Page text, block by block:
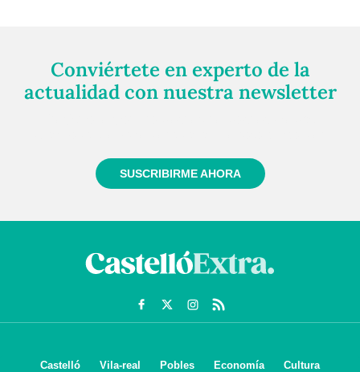
Conviértete en experto de la
actualidad con nuestra newsletter
SUSCRIBIRME AHORA
Castelló Vila-real Pobles Economía
Cultura